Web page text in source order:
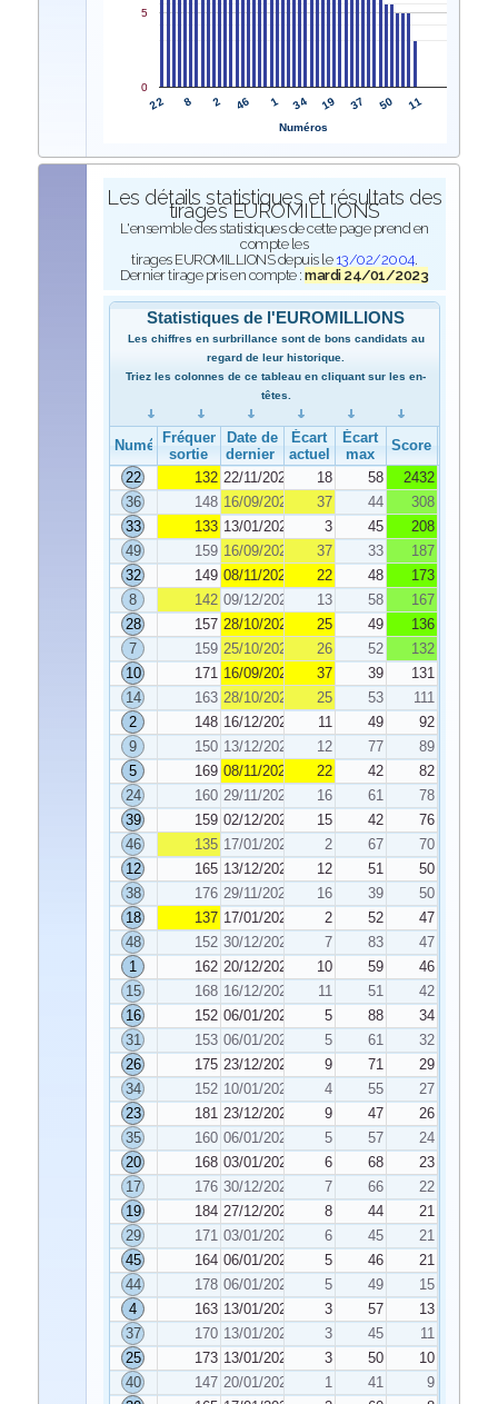
22 8 2 46 1 34 19 37 50 11
0
5
Numéros
Les détails statistiques et résultats des
tirages EUROMILLIONS
L'ensemble des statistiques de cette page prend en
compte les
tirages EUROMILLIONS depuis le 13/02/2004.
Dernier tirage pris en compte :mardi 24/01/2023
Statistiques de l'EUROMILLIONS
Les chiffres en surbrillance sont de bons candidats au
regard de leur historique.
Triez les colonnes de ce tableau en cliquant sur les en-
têtes.
NuméroFréquence de
sortie
Date de
dernier tirage
Écart
actuel
Écart
max
Score
22
132 22/11/2022 18 58
2432
36
148 16/09/2022 37 44
308
33
133 13/01/2023 3 45
208
49
159 16/09/2022 37 33
187
32
149 08/11/2022 22 48
173
8
142 09/12/2022 13 58
167
28
157 28/10/2022 25 49
136
7
159 25/10/2022 26 52
132
10
171 16/09/2022 37 39
131
14
163 28/10/2022 25 53
111
2
148 16/12/2022 11 49
92
9
150 13/12/2022 12 77
89
5
169 08/11/2022 22 42
82
24
160 29/11/2022 16 61
78
39
159 02/12/2022 15 42
76
46
135 17/01/2023 2 67
70
12
165 13/12/2022 12 51
50
38
176 29/11/2022 16 39
50
18
137 17/01/2023 2 52
47
48
152 30/12/2022 7 83
47
1
162 20/12/2022 10 59
46
15
168 16/12/2022 11 51
42
16
152 06/01/2023 5 88
34
31
153 06/01/2023 5 61
32
26
175 23/12/2022 9 71
29
34
152 10/01/2023 4 55
27
23
181 23/12/2022 9 47
26
35
160 06/01/2023 5 57
24
20
168 03/01/2023 6 68
23
17
176 30/12/2022 7 66
22
19
184 27/12/2022 8 44
21
29
171 03/01/2023 6 45
21
45
164 06/01/2023 5 46
21
44
178 06/01/2023 5 49
15
4
163 13/01/2023 3 57
13
37
170 13/01/2023 3 45
11
25
173 13/01/2023 3 50
10
40
147 20/01/2023 1 41
9